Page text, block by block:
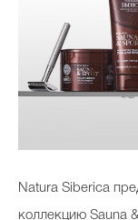
Natura Siberica
коллекцию Sauna &